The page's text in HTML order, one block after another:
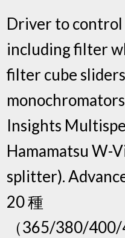
Driver to
including filter
filter cube
Insights
Hamamatsu W-
splitter).
20 種
（365/380/